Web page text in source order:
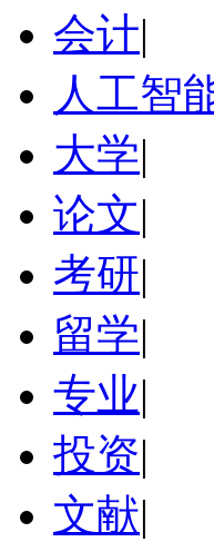
会计|
人工智
大学|
论文|
考研|
留学|
专业|
投资|
文献|